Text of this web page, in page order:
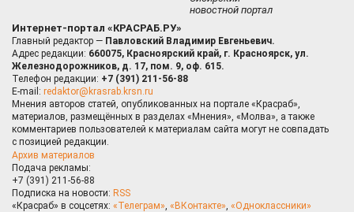
новостной портал
Интернет-портал «КРАСРАБ.РУ»
Главный редактор — Павловский Владимир Евгеньевич.
Адрес редакции: 660075, Красноярский край, г. Красноярск, ул.
Железнодорожников, д. 17, пом. 9, оф. 615.
Телефон редакции: +7 (391) 211-56-88
E-mail: redaktor@krasrab.krsn.ru
Мнения авторов статей, опубликованных на портале «Красраб»,
материалов, размещённых в разделах «Мнения», «Молва», а также
комментариев пользователей к материалам сайта могут не совпадать
с позицией редакции.
Архив материалов
Подача рекламы:
+7 (391) 211-56-88
Подписка на новости: RSS
«Красраб» в соцсетях: «Телеграм», «ВКонтакте», «Одноклассники»